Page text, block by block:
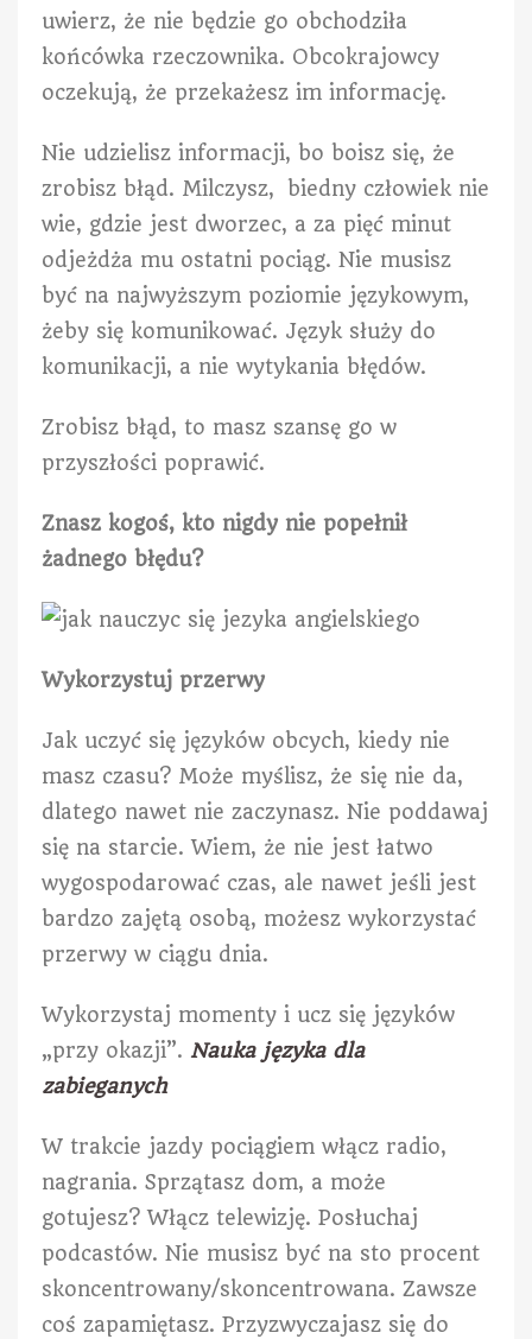
uwierz, że nie będzie go obchodziła
końcówka rzeczownika. Obcokrajowcy
oczekują, że przekażesz im informację.
Nie udzielisz informacji, bo boisz się, że
zrobisz błąd. Milczysz, biedny człowiek nie
wie, gdzie jest dworzec, a za pięć minut
odjeżdża mu ostatni pociąg. Nie musisz
być na najwyższym poziomie językowym,
żeby się komunikować. Język służy do
komunikacji, a nie wytykania błędów.
Zrobisz błąd, to masz szansę go w
przyszłości poprawić.
Znasz kogoś, kto nigdy nie popełnił
żadnego błędu?
Wykorzystuj przerwy
Jak uczyć się języków obcych, kiedy nie
masz czasu? Może myślisz, że się nie da,
dlatego nawet nie zaczynasz. Nie poddawaj
się na starcie. Wiem, że nie jest łatwo
wygospodarować czas, ale nawet jeśli jest
bardzo zajętą osobą, możesz wykorzystać
przerwy w ciągu dnia.
Wykorzystaj momenty i ucz się języków
„przy okazji”. Nauka języka dla
zabieganych
W trakcie jazdy pociągiem włącz radio,
nagrania. Sprzątasz dom, a może
gotujesz? Włącz telewizję. Posłuchaj
podcastów. Nie musisz być na sto procent
skoncentrowany/skoncentrowana. Zawsze
coś zapamiętasz. Przyzwyczajasz się do